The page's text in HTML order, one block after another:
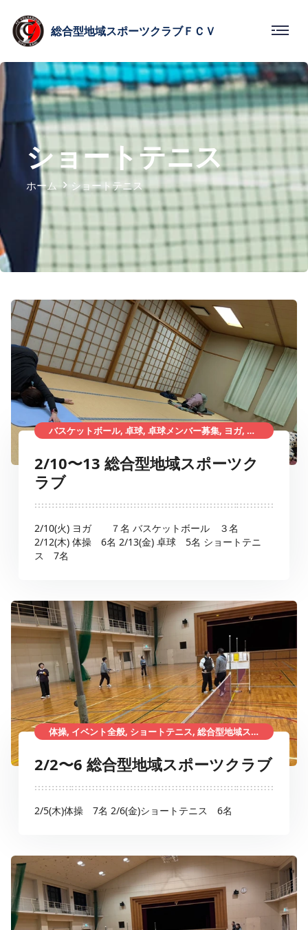
総合型地域スポーツクラブＦＣＶ
ショートテニス
ホーム ショートテニス
バスケットボール, 卓球, 卓球メンバー募集, ヨガ, 体操, ショートテニス, 総合型地域スポーツクラブ
2/10〜13 総合型地域スポーツク
ラブ
2/10(火) ヨガ ７名 バスケットボール ３名
2/12(木) 体操 6名 2/13(金) 卓球 5名 ショートテニ
ス 7名
体操, イベント全般, ショートテニス, 総合型地域スポーツクラブ
2/2〜6 総合型地域スポーツクラブ
2/5(木)体操 7名 2/6(金)ショートテニス 6名